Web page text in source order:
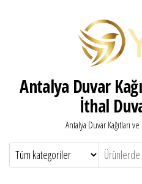
Antalya Duvar
İthal
Antalya Duvar Kağıtları